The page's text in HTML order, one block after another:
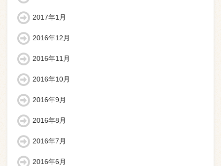
2017年1月
2016年12月
2016年11月
2016年10月
2016年9月
2016年8月
2016年7月
2016年6月